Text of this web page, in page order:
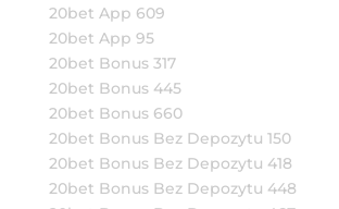
20bet App 609
20bet App 95
20bet Bonus 317
20bet Bonus 445
20bet Bonus 660
20bet Bonus Bez Depozytu 150
20bet Bonus Bez Depozytu 418
20bet Bonus Bez Depozytu 448